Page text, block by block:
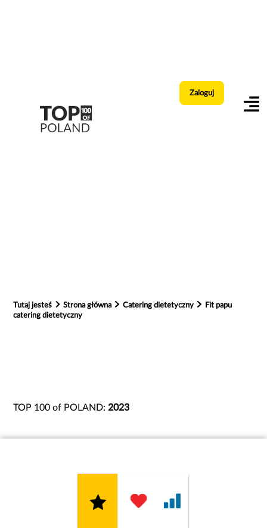
Zaloguj
Tutaj jesteś Strona główna Catering dietetyczny
Fit papu
catering dietetyczny
TOP 100 of POLAND: 2023